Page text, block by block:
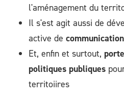
l'aménagement du
Il s'est agit aussi de
active de communication
Et, enfin et surtout,
politiques publiques
territoiires